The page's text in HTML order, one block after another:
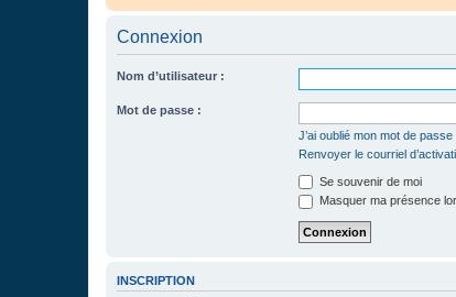
Connexion
Nom d’utilisateur :
Mot de passe :
J’ai oublié mon mot de passe
Renvoyer le courriel
Se souvenir de moi
Masquer ma présence
INSCRIPTION